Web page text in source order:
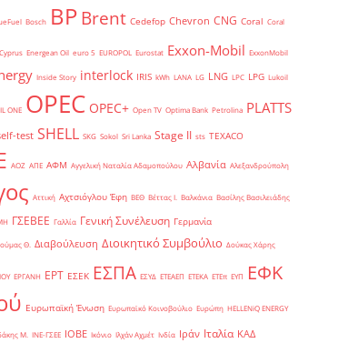
Bosch BPBrent Cedefop Chevron CNG Coral Coral
Energean Oil euro 5 EUROPOL Eurostat Exxon-Mobil ExxonMobil
Inside Story interlock IRIS kWh LANA LG LNG LPC LPG Lukoil
ONE OPEC OPEC+ Open TV Optima Bank Petrolina PLATTS
test SHELL SKG Sokol Sri Lanka Stage II sts TEXACO
ΑΟΖ ΑΠΕ ΑΦΜ Αγγελική Ναταλία Αδαμοπούλου Αλβανία Αλεξανδρούπολη
Αττική Αχτσιόγλου Έφη ΒΕΘ Βέττας Ι. Βαλκάνια Βασίλης Βασιλειάδης
ΓΣΕΒΕΕ Γαλλία Γενική Συνέλευση Γερμανία
Θ. Διαβούλευση Διοικητικό Συμβούλιο Δούκας Χάρης
ΕΡΓΑΝΗ ΕΡΤ ΕΣΕΚ ΕΣΠΑ ΕΣΥΔ ΕΤΕΑΕΠ ΕΤΕΚΑ ΕΤΕπ ΕΥΠ ΕΦΚ
Ευρωπαϊκή Ένωση Ευρωπαϊκό Κοινοβούλιο Ευρώπη ΗELLENiQ ENERGY
Μ. ΙΝΕ-ΓΣΕΕ ΙΟΒΕ Ικόνιο Ιλχάν Αχμέτ Ινδία Ιράν Ιταλία ΚΑΔ